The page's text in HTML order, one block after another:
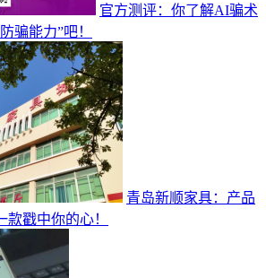
官方测评：你了解AI骗术
骗能力”吧！
青岛新顺家具：产品
戳中你的心！